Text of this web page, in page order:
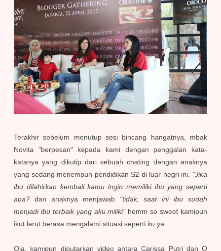
Terakhir sebelum menutup sesi bincang hangatnya, mbak
Novita "berpesan" kepada kami dengan penggalan kata-
katanya yang dikutip dari sebuah chating dengan anaknya
yang sedang menempuh pendidikan S2 di luar negri ini. "Jika
ibu dilahirkan kembali kamu ingin memiliki ibu yang seperti
apa? dan anaknya menjawab "tidak, saat ini ibu sudah
menjadi ibu terbaik yang aku miliki"hemm so sweet kamipun
ikut larut berasa mengalami situasi seperti itu ya.
Oia, kamipun diputarkan video antara Carissa Putri dan Q